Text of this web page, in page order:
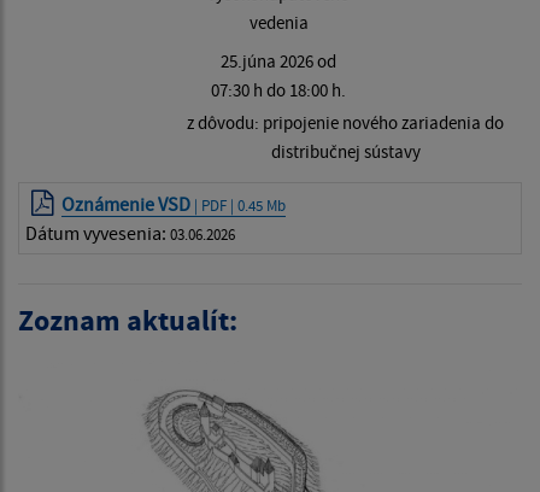
vedenia
25.júna 2026 od
07:30 h do 18:00 h.
z dôvodu: pripojenie nového zariadenia do
distribučnej sústavy
Oznámenie VSD | PDF | 0.45 Mb
Dátum vyvesenia: 03.06.2026
Zoznam aktualít: